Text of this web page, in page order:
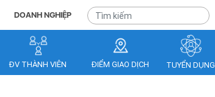
DOANH NGHIỆP
ĐV THÀNH VIÊN ĐIỂM GIAO DỊCH TUYỂN DỤNG